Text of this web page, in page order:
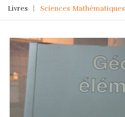
Livres Sciences Mathématiques